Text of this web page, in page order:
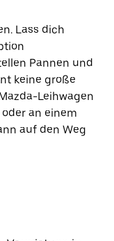
Lass dich
Pannen und
keine große
Leihwagen
an einem
auf den Weg